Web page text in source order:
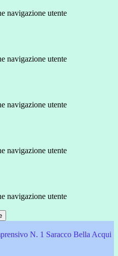
navigazione utente
navigazione utente
navigazione utente
navigazione utente
navigazione utente
N. 1 Saracco Bella Acqui